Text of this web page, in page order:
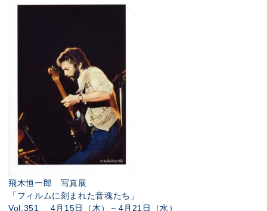
飛木恒一郎 写真展
「フィルムに刻まれた音魂たち」
Vol.351 4月15日（木）～4月21日（水）